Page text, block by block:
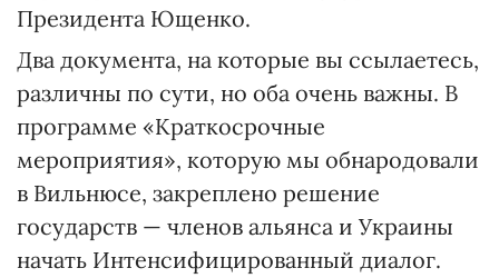
Президента Ющенко.
Два документа, на которые вы ссылаетесь,
различны по сути, но оба очень важны. В
программе «Краткосрочные
мероприятия», которую мы обнародовали
в Вильнюсе, закреплено решение
государств — членов альянса и Украины
начать Интенсифицированный диалог.